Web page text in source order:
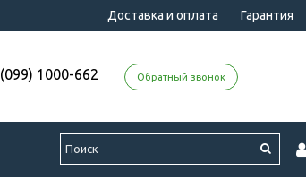
Доставка и оплата Гарантия
(099) 1000-662 Обратный звонок